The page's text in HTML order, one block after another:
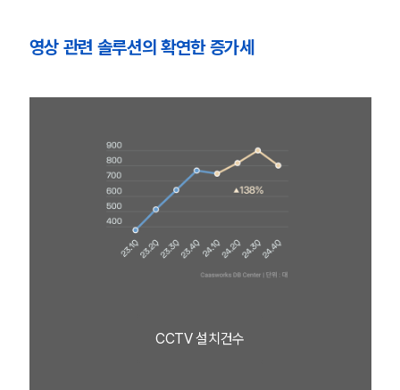
영상 관련 솔루션의 확연한 증가세
CCTV 설치건수